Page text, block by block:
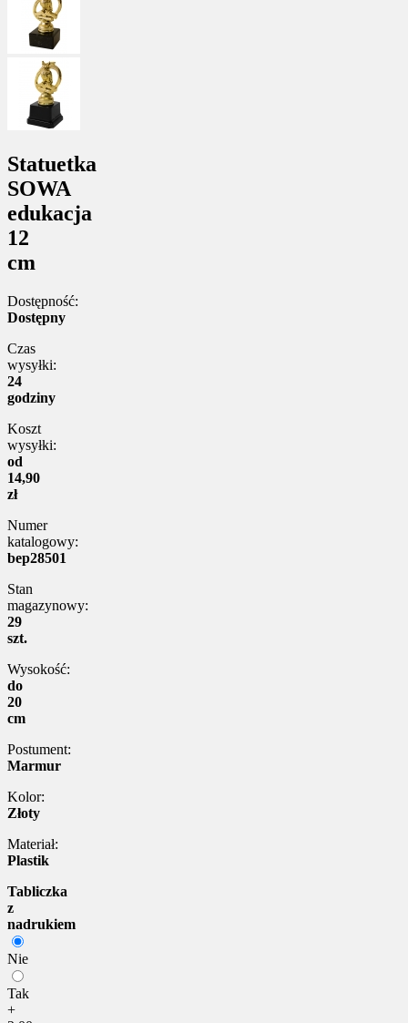
Statuetka
SOWA
edukacja
12
cm
Dostępność:
Dostępny
Czas
wysyłki:
24
godziny
Koszt
wysyłki:
od
14,90
zł
Numer
katalogowy:
bep28501
Stan
magazynowy:
29
szt.
Wysokość:
do
20
cm
Postument:
Marmur
Kolor:
Złoty
Materiał:
Plastik
Tabliczka
z
nadrukiem
Nie
Tak
+